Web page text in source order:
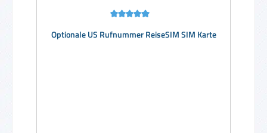
Optionale US Rufnummer ReiseSIM SIM Karte